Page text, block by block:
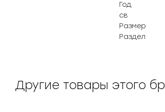
Год
св
Размер
Раздел
Другие товары этого